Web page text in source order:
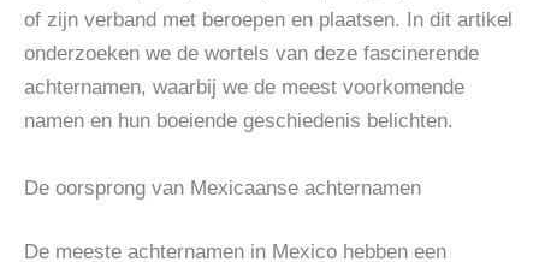
of zijn verband met beroepen en plaatsen. In dit artikel
onderzoeken we de wortels van deze fascinerende
achternamen, waarbij we de meest voorkomende
namen en hun boeiende geschiedenis belichten.
De oorsprong van Mexicaanse achternamen
De meeste achternamen in Mexico hebben een